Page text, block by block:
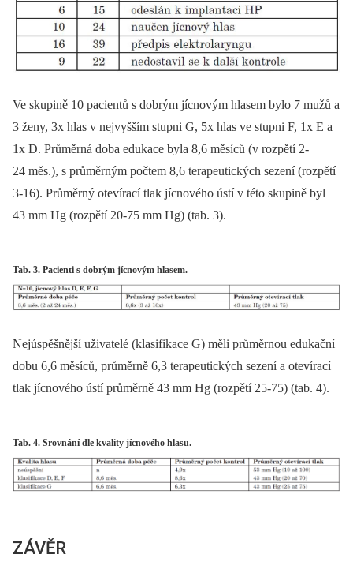
Ve skupině 10 pacientů s dobrým jícnovým hlasem bylo 7 mužů a
3 ženy, 3x hlas v nejvyšším stupni G, 5x hlas ve stupni F, 1x E a
1x D. Průměrná doba edukace byla 8,6 měsíců (v rozpětí 2-
24 měs.), s průměrným počtem 8,6 terapeutických sezení (rozpětí
3-16). Průměrný otevírací tlak jícnového ústí v této skupině byl
43 mm Hg (rozpětí 20-75 mm Hg) (tab. 3).
Tab. 3. Pacienti s dobrým jícnovým hlasem.
Nejúspěšnější uživatelé (klasifikace G) měli průměrnou edukační
dobu 6,6 měsíců, průměrně 6,3 terapeutických sezení a otevírací
tlak jícnového ústí průměrně 43 mm Hg (rozpětí 25-75) (tab. 4).
Tab. 4. Srovnání dle kvality jícnového hlasu.
ZÁVĚR